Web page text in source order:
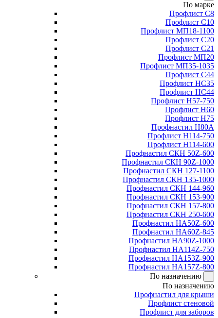
По марке
Профлист С8
Профлист С10
Профлист МП18-1100
Профлист С20
Профлист С21
Профлист МП20
Профлист МП35-1035
Профлист С44
Профлист НС35
Профлист НС44
Профлист Н57-750
Профлист Н60
Профлист Н75
Профнастил Н80А
Профлист Н114-750
Профлист Н114-600
Профнастил СКН 50Z-600
Профнастил СКН 90Z-1000
Профнастил СКН 127-1100
Профнастил СКН 135-1000
Профнастил СКН 144-960
Профнастил СКН 153-900
Профнастил СКН 157-800
Профнастил СКН 250-600
Профнастил НА50Z-600
Профнастил НА60Z-845
Профнастил НА90Z-1000
Профнастил НА114Z-750
Профнастил НА153Z-900
Профнастил НА157Z-800
По назначению
По назначению
Профнастил для крыши
Профлист стеновой
Профлист для заборов